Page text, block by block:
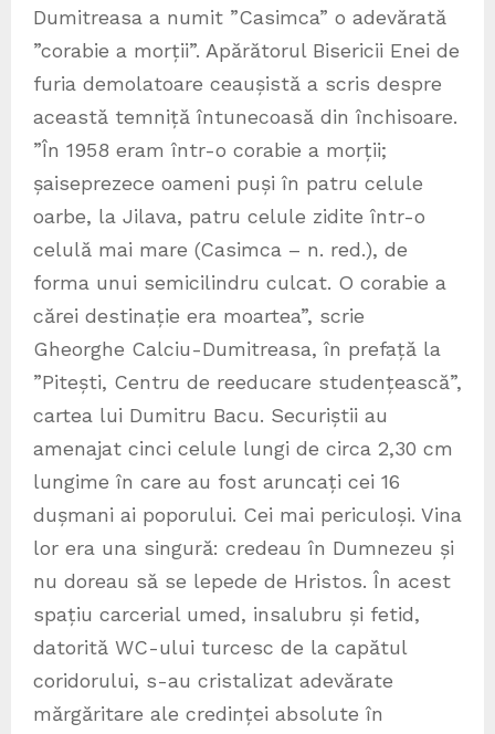
Dumitreasa a numit ”Casimca” o adevărată
”corabie a morții”. Apărătorul Bisericii Enei de
furia demolatoare ceaușistă a scris despre
această temniță întunecoasă din închisoare.
”În 1958 eram într-o corabie a morții;
șaiseprezece oameni puși în patru celule
oarbe, la Jilava, patru celule zidite într-o
celulă mai mare (Casimca – n. red.), de
forma unui semicilindru culcat. O corabie a
cărei destinație era moartea”, scrie
Gheorghe Calciu-Dumitreasa, în prefață la
”Pitești, Centru de reeducare studențească”,
cartea lui Dumitru Bacu. Securiștii au
amenajat cinci celule lungi de circa 2,30 cm
lungime în care au fost aruncați cei 16
dușmani ai poporului. Cei mai periculoși. Vina
lor era una singură: credeau în Dumnezeu și
nu doreau să se lepede de Hristos. În acest
spațiu carcerial umed, insalubru și fetid,
datorită WC-ului turcesc de la capătul
coridorului, s-au cristalizat adevărate
mărgăritare ale credinței absolute în